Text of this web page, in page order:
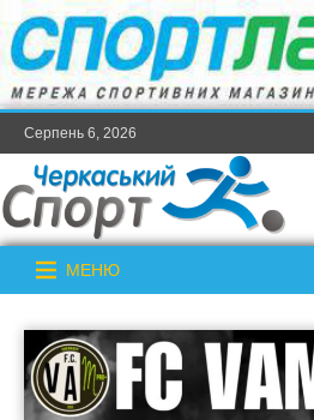
Серпень 6, 2026
МЕНЮ